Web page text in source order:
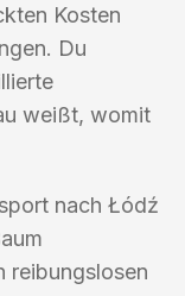
Kosten
Du
weißt, womit
nach Łódź
reibungslosen